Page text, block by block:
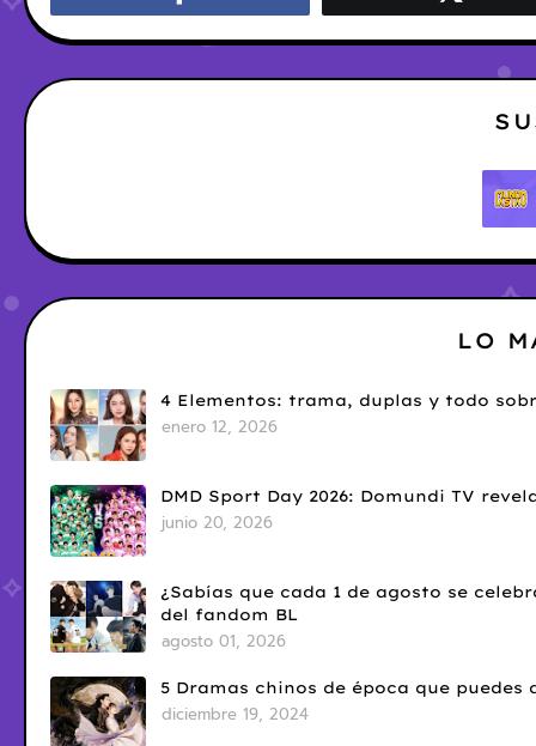
LO
4 Elementos: trama, duplas y todo
enero 12, 2026
DMD Sport Day 2026: Domundi TV
junio 20, 2026
¿Sabías que cada 1 de agosto se
del fandom BL
agosto 01, 2026
5 Dramas chinos de época que
diciembre 19, 2024